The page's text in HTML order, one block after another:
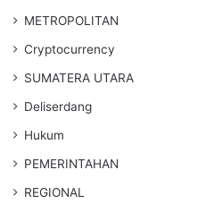
METROPOLITAN
Cryptocurrency
SUMATERA UTARA
Deliserdang
Hukum
PEMERINTAHAN
REGIONAL